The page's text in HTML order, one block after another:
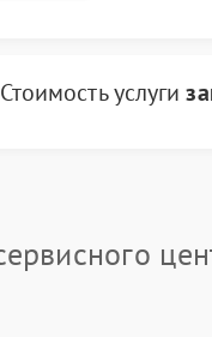
Стоимость услуги